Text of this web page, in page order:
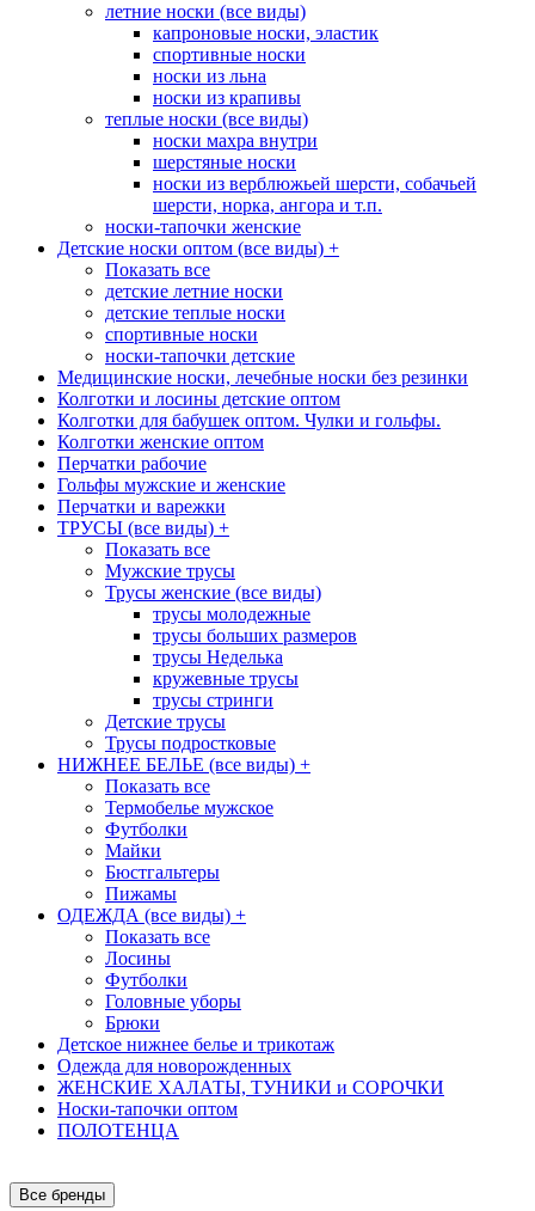
летние носки (все виды)
капроновые носки, эластик
спортивные носки
носки из льна
носки из крапивы
теплые носки (все виды)
носки махра внутри
шерстяные носки
носки из верблюжьей шерсти, собачьей
шерсти, норка, ангора и т.п.
носки-тапочки женские
Детские носки оптом (все виды) +
Показать все
детские летние носки
детские теплые носки
спортивные носки
носки-тапочки детские
Медицинские носки, лечебные носки без резинки
Колготки и лосины детские оптом
Колготки для бабушек оптом. Чулки и гольфы.
Колготки женские оптом
Перчатки рабочие
Гольфы мужские и женские
Перчатки и варежки
ТРУСЫ (все виды) +
Показать все
Мужские трусы
Трусы женские (все виды)
трусы молодежные
трусы больших размеров
трусы Неделька
кружевные трусы
трусы стринги
Детские трусы
Трусы подростковые
НИЖНЕЕ БЕЛЬЕ (все виды) +
Показать все
Термобелье мужское
Футболки
Майки
Бюстгальтеры
Пижамы
ОДЕЖДА (все виды) +
Показать все
Лосины
Футболки
Головные уборы
Брюки
Детское нижнее белье и трикотаж
Одежда для новорожденных
ЖЕНСКИЕ ХАЛАТЫ, ТУНИКИ и СОРОЧКИ
Носки-тапочки оптом
ПОЛОТЕНЦА
Все бренды